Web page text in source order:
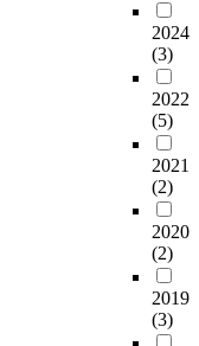
2024
(3)
2022
(5)
2021
(2)
2020
(2)
2019
(3)